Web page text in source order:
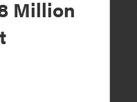
Million